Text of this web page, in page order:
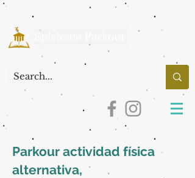
Parkour actividad física
alternativa,